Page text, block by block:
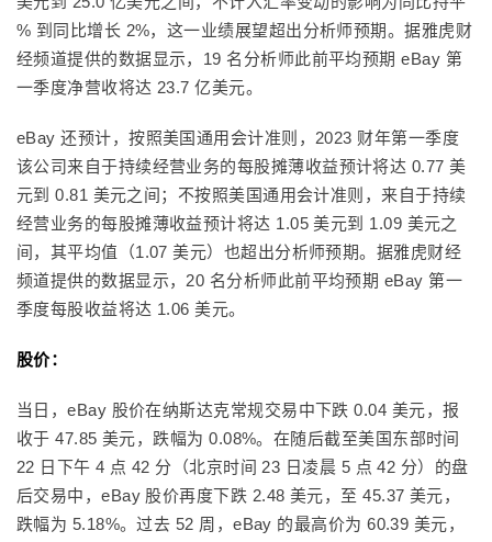
% 到同比增长 2%，这一业绩展望超出分析师预期。据雅虎财
经频道提供的数据显示，19 名分析师此前平均预期 eBay 第
一季度净营收将达 23.7 亿美元。
eBay 还预计，按照美国通用会计准则，2023 财年第一季度
该公司来自于持续经营业务的每股摊薄收益预计将达 0.77 美
元到 0.81 美元之间；不按照美国通用会计准则，来自于持续
经营业务的每股摊薄收益预计将达 1.05 美元到 1.09 美元之
间，其平均值（1.07 美元）也超出分析师预期。据雅虎财经
频道提供的数据显示，20 名分析师此前平均预期 eBay 第一
季度每股收益将达 1.06 美元。
股价：
当日，eBay 股价在纳斯达克常规交易中下跌 0.04 美元，报
收于 47.85 美元，跌幅为 0.08%。在随后截至美国东部时间
22 日下午 4 点 42 分（北京时间 23 日凌晨 5 点 42 分）的盘
后交易中，eBay 股价再度下跌 2.48 美元，至 45.37 美元，
跌幅为 5.18%。过去 52 周，eBay 的最高价为 60.39 美元，